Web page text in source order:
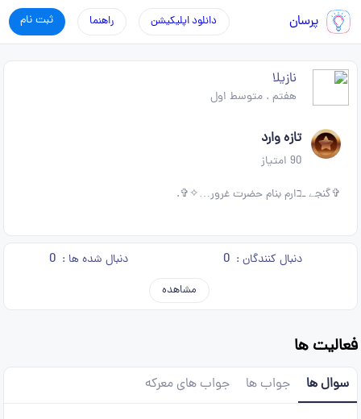
پرسان ثبت نام راهنما دانلود اپلیکیشن
نازیلا
هفتم .متوسط اول
تازه وارد
90 امتیاز
✞گنجے ـבارم بنام حضرت غرور…✧✞.
دنبال کنندگان : 0 دنبال شده ها : 0
مشاهده
فعالیت ها
سوال ها جواب ها جواب های معرکه